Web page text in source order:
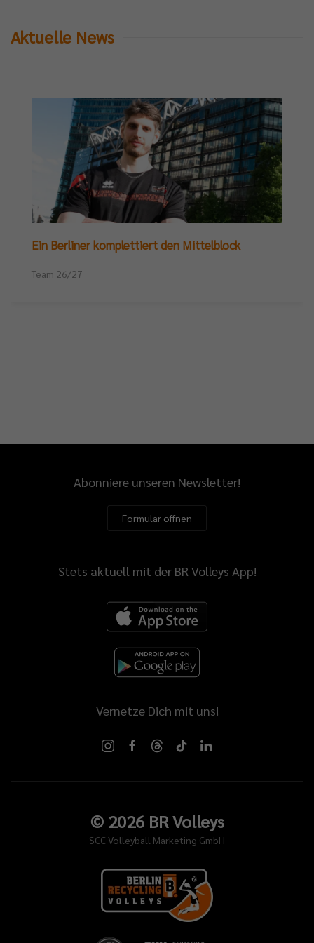
Aktuelle News
Ein Berliner komplettiert den Mittelblock
Team 26/27
Abonniere unseren Newsletter!
Formular öffnen
Stets aktuell mit der BR Volleys App!
Vernetze Dich mit uns!
© 2026BR Volleys
SCC Volleyball Marketing GmbH